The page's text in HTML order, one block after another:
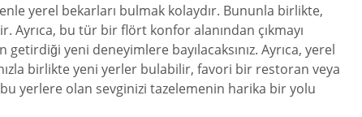
yerel bekarları bulmak kolaydır. Bununla birlikte,
Ayrıca, bu tür bir flört konfor alanından çıkmayı
yeni deneyimlere bayılacaksınız. Ayrıca, yerel
birlikte yeni yerler bulabilir, favori bir restoran veya
yerlere olan sevginizi tazelemenin harika bir yolu